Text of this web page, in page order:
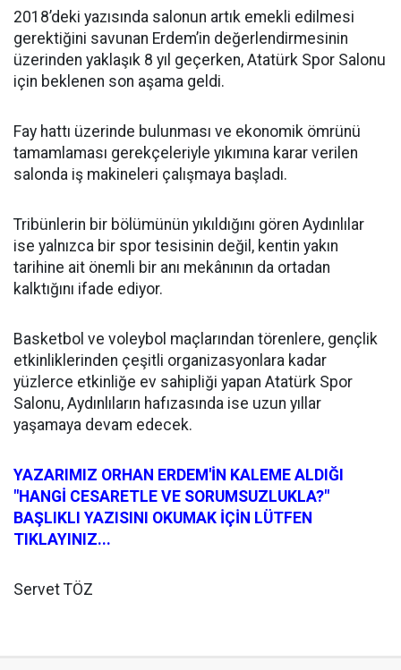
2018’deki yazısında salonun artık emekli edilmesi
gerektiğini savunan Erdem’in değerlendirmesinin
üzerinden yaklaşık 8 yıl geçerken, Atatürk Spor Salonu
için beklenen son aşama geldi.
Fay hattı üzerinde bulunması ve ekonomik ömrünü
tamamlaması gerekçeleriyle yıkımına karar verilen
salonda iş makineleri çalışmaya başladı.
Tribünlerin bir bölümünün yıkıldığını gören Aydınlılar
ise yalnızca bir spor tesisinin değil, kentin yakın
tarihine ait önemli bir anı mekânının da ortadan
kalktığını ifade ediyor.
Basketbol ve voleybol maçlarından törenlere, gençlik
etkinliklerinden çeşitli organizasyonlara kadar
yüzlerce etkinliğe ev sahipliği yapan Atatürk Spor
Salonu, Aydınlıların hafızasında ise uzun yıllar
yaşamaya devam edecek.
YAZARIMIZ ORHAN ERDEM'İN KALEME ALDIĞI
"HANGİ CESARETLE VE SORUMSUZLUKLA?"
BAŞLIKLI YAZISINI OKUMAK İÇİN LÜTFEN
TIKLAYINIZ...
Servet TÖZ